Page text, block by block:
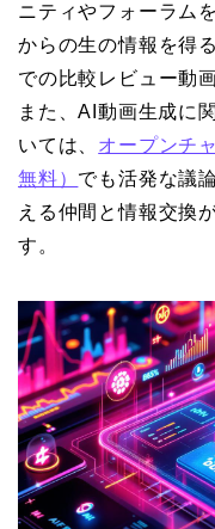
ニティやフォーラム
からの生の情報を得
での比較レビュー動
また、AI動画生成に
いては、 オープンチ
無料） でも活発な議
える仲間と情報交換
す。